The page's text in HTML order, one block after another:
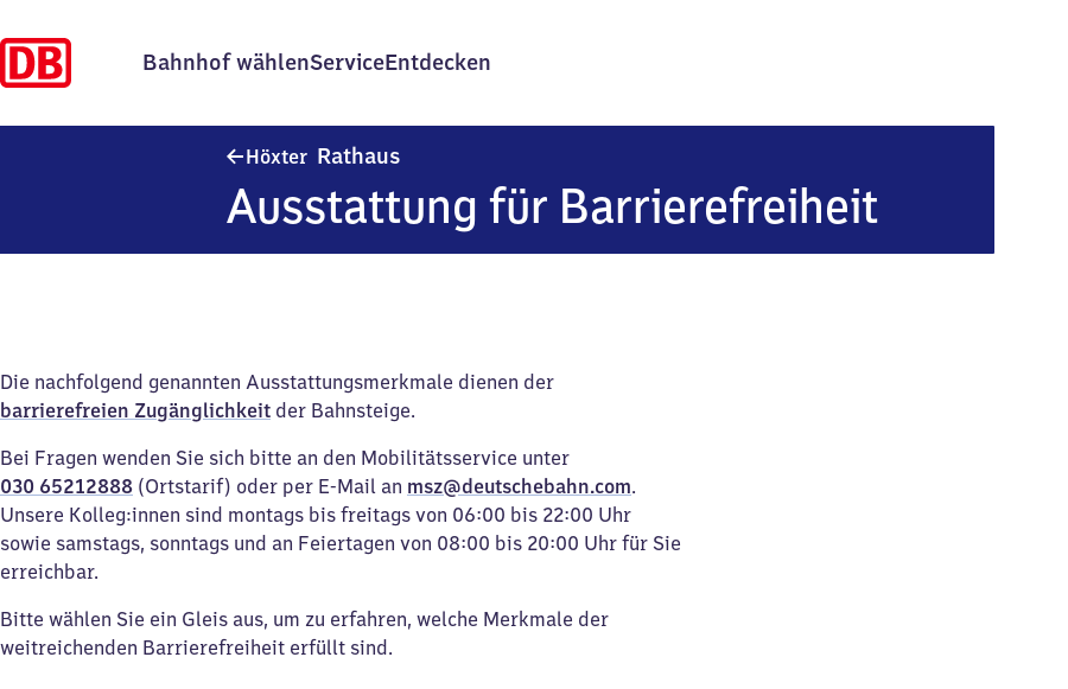
Bahnhof wählenServiceEntdecken
Höxter Rathaus
Ausstattung für Barrierefreiheit
Die nachfolgend genannten Ausstattungsmerkmale dienen der
barrierefreien Zugänglichkeit der Bahnsteige.
Bei Fragen wenden Sie sich bitte an den Mobilitätsservice unter
030 65212888 (Ortstarif) oder per E-Mail an msz@deutschebahn.com.
Unsere Kolleg:innen sind montags bis freitags von 06:00 bis 22:00 Uhr
sowie samstags, sonntags und an Feiertagen von 08:00 bis 20:00 Uhr für Sie
erreichbar.
Bitte wählen Sie ein Gleis aus, um zu erfahren, welche Merkmale der
weitreichenden Barrierefreiheit erfüllt sind.